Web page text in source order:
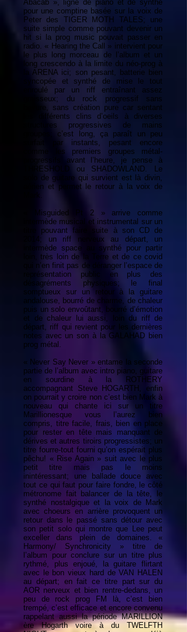
Abacab », ligne de piano et de synthé
pour une comptine basée sur la voix de
Peter des TIGER MOTH TALES; une
suite simple comme pouvant devenir un
hit si la prog music pouvait passer en
radio. « Hearing the Call » intervient pour
le plus long morceau de l’album et un
long crescendo à la limite du néo-prog à
la ARENA ici; son pesant, batterie bien
syncopée et synthé de mise le tout
enroulé par un riff entraînant assez
graisseux; du rock progressif sans
bavure, sans création pure car sentant
les différents clins d’oeils à diverses
structures progressives de mains
groupes; c’est long, ça paraît un peu
surfait par instants, pesant encore
comme les premiers groupes métal-
progressifs avant l’heure, je pense à
THRESHOLD ou SHADOWLAND. Le
solo de guitare qui survient est là divin,
aérien et permet le retour à la voix de
Mark.
« Misguided Pt 2 » arrive comme
intermède musical et instrumental sur un
titre pouvant faire suite à son CD de
2014; un riff nerveux au départ, un
intermède space au synthé pour partir
loin, très loin de la Terre et de ce covid
qui n’en finit pas de déranger l’espace de
représentation public en plus des
désagréments physiques; le final
somptueux sur un retour à la guitare
andalouse, bourré de charme, de chaleur
puis un solo envoûtant, bourré d’émotion
et de chaleur lui aussi, loin du riff de
départ, riff qui revient pour les dernières
notes avec un son à la GALAHAD bien
prog métal.
« Never Say Never » entame la seconde
partie de l’album avec intro piano, guitare
en sourdine à la ROTHERY
accompagnant Steve HOGARTH, enfin
on pourrait y croire non c’est bien Mark à
nouveau qui chante ici sur un titre
Marillionesque vous l’aurez bien
compris, titre facile, frais, bien en place
pour rester en tête mais manquant de
dérives et autres tiroirs progressistes; un
titre fourre-tout fourni qu’on espérait plus
pêchu! « Rise Again » suit avec le plus
petit titre mais pas le moins
inintéressant; une ballade douce avec
tout ce qui faut pour faire fondre, le côté
métronome fait balancer de la tête, le
synthé nostalgique et la voix de Mark
avec choeurs en arrière provoquent un
retour dans le passé sans détour avec
son petit solo qui montre que Lee peut
exceller dans plein de domaines. «
Harmony/ Synchronicity » titre de
l’album pour conclure sur un titre plus
rythmé, plus enjoué, la guitare flirtant
avec le bon vieux hard de VAN HALEN
au départ; en fait ce titre part sur du
AOR nerveux et bien rentre-dedans, un
peu de rock prog FM là, c’est bien
trempé, c’est efficace et encore convenu
rappelant aussi la période MARILLION
ère Hogarth voire à du TWELFTH